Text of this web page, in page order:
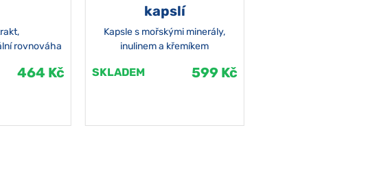
rovnováha
464 Kč
kapslí
Kapsle s mořskými minerály,
inulinem a křemíkem
SKLADEM 599 Kč